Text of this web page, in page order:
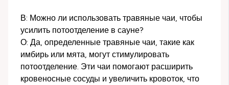
В: Можно ли использовать травяные чаи, чтобы
усилить потоотделение в сауне?
О: Да, определенные травяные чаи, такие как
имбирь или мята, могут стимулировать
потоотделение. Эти чаи помогают расширить
кровеносные сосуды и увеличить кровоток, что